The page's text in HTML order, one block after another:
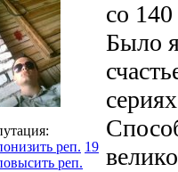
19
со
Было